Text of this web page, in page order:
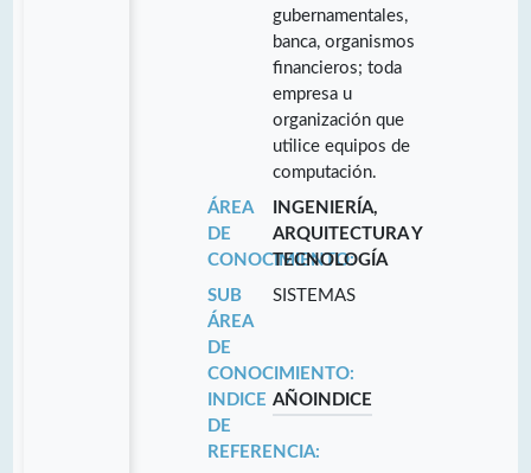
gubernamentales,
banca, organismos
financieros; toda
empresa u
organización que
utilice equipos de
computación.
ÁREA
DE
CONOCIMIENTO:
INGENIERÍA,
ARQUITECTURA Y
TECNOLOGÍA
SUB
ÁREA
DE
CONOCIMIENTO:
SISTEMAS
INDICE
DE
REFERENCIA:
AÑO INDICE